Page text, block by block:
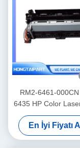
RM2-6461-
6435 HP Color
M452nw MFP
Yazıcı Fırın
Ünitesi
En İyi Fiyatı